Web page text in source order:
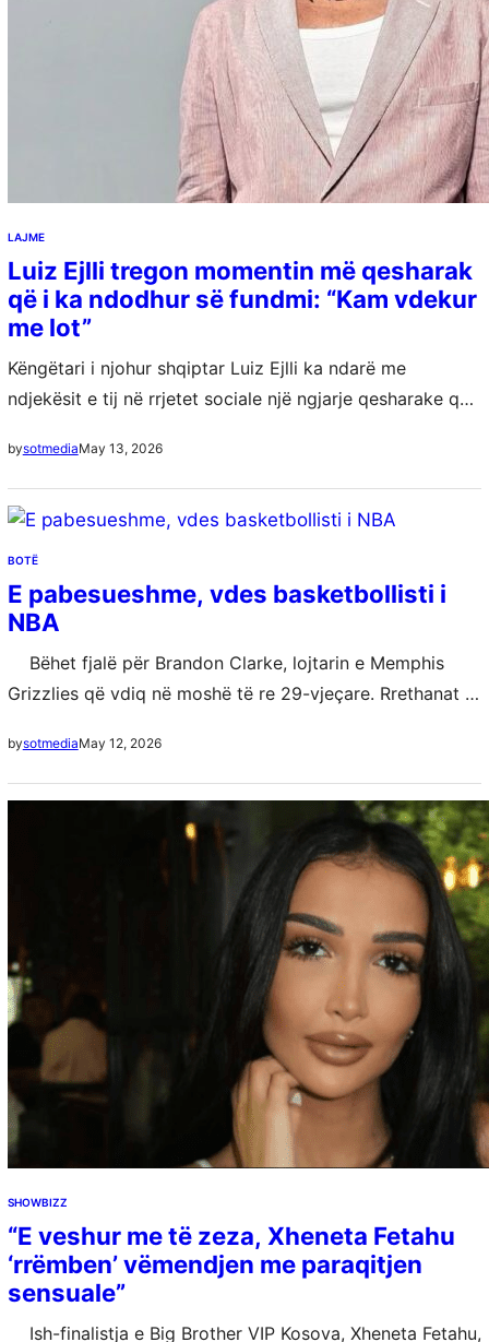
LAJME
Luiz Ejlli tregon momentin më qesharak
që i ka ndodhur së fundmi: “Kam vdekur
me lot”
Këngëtari i njohur shqiptar Luiz Ejlli ka ndarë me
ndjekësit e tij në rrjetet sociale një ngjarje qesharake që,
bysotmediaMay 13, 2026
BOTË
E pabesueshme, vdes basketbollisti i
NBA
Bëhet fjalë për Brandon Clarke, lojtarin e Memphis
Grizzlies që vdiq në moshë të re 29-vjeçare. Rrethanat e
bysotmediaMay 12, 2026
SHOWBIZZ
“E veshur me të zeza, Xheneta Fetahu
‘rrëmben’ vëmendjen me paraqitjen
sensuale”
Ish-finalistja e Big Brother VIP Kosova, Xheneta Fetahu,